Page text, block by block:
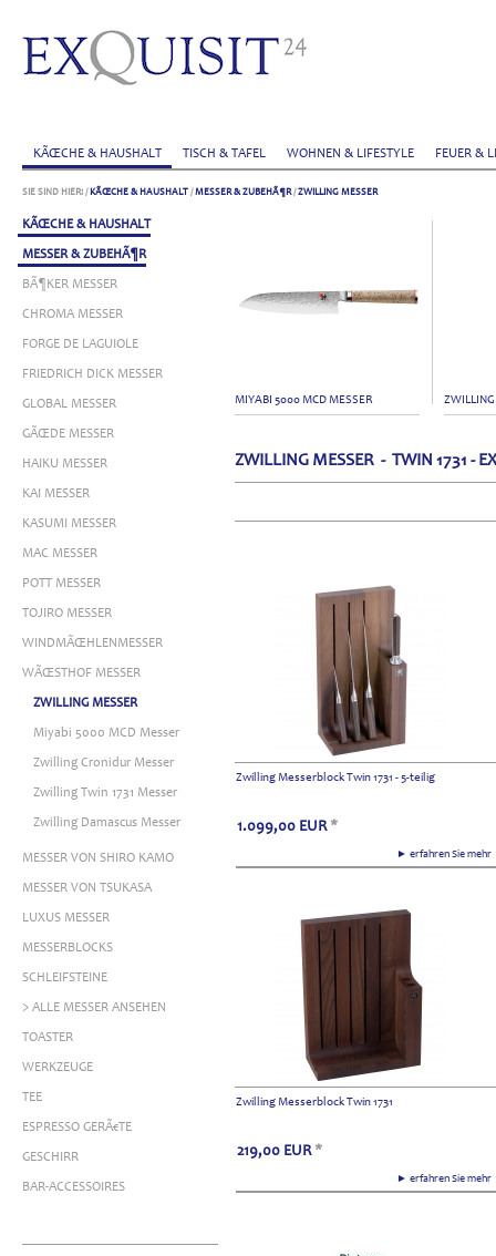
KÃŒCHE & HAUSHALT TISCH & TAFEL WOHNEN & LIFESTYLE FEUER &
SIE SIND HIER: / KÃŒCHE & HAUSHALT /MESSER & ZUBEHÃ¶R/ZWILLING MESSER
KÃŒCHE & HAUSHALT
MESSER & ZUBEHÃ¶R
BÃ¶KER MESSER
CHROMA MESSER
FORGE DE LAGUIOLE
FRIEDRICH DICK MESSER
GLOBAL MESSER
GÃŒDE MESSER
HAIKU MESSER
KAI MESSER
KASUMI MESSER
MAC MESSER
POTT MESSER
TOJIRO MESSER
WINDMÃŒHLENMESSER
WÃŒSTHOF MESSER
ZWILLING MESSER
Miyabi 5000 MCD Messer
Zwilling Cronidur Messer
Zwilling Twin 1731 Messer
Zwilling Damascus Messer
MESSER VON SHIRO KAMO
MESSER VON TSUKASA
LUXUS MESSER
MESSERBLOCKS
SCHLEIFSTEINE
> ALLE MESSER ANSEHEN
TOASTER
WERKZEUGE
TEE
ESPRESSO GERÃ€TE
GESCHIRR
BAR-ACCESSOIRES
MIYABI 5000 MCD MESSER
ZWILLING MESSER - TWIN 1731 -
Zwilling Messerblock Twin 1731 - 5-teilig
► erfahren Sie
1.099,00 EUR *
Zwilling Messerblock Twin 1731
► erfahren Sie
219,00 EUR *